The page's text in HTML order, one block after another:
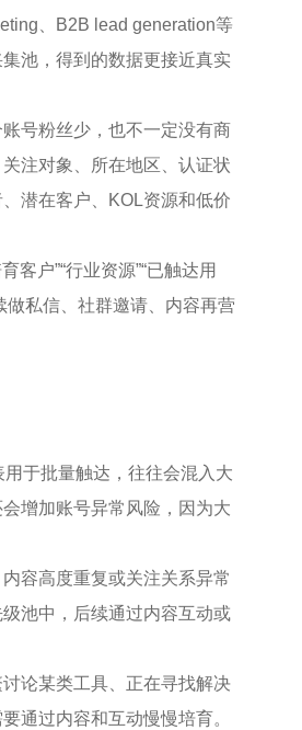
、B2B lead generation等
池，得到的数据更接近真实
号粉丝少，也不一定没有商
注对象、所在地区、认证状
潜在客户、KOL资源和低价
户”“行业资源”“已触达用
做私信、社群邀请、内容再营
于批量触达，往往会混入大
增加账号异常风险，因为大
容高度重复或关注关系异常
池中，后续通过内容互动或
论某类工具、正在寻找解决
通过内容和互动慢慢培育。